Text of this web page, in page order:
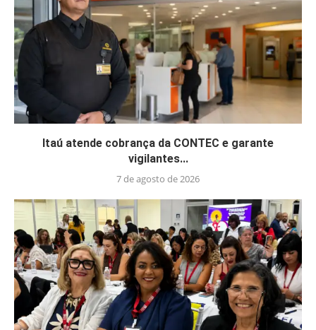
Itaú atende cobrança da CONTEC e garante
vigilantes...
7 de agosto de 2026